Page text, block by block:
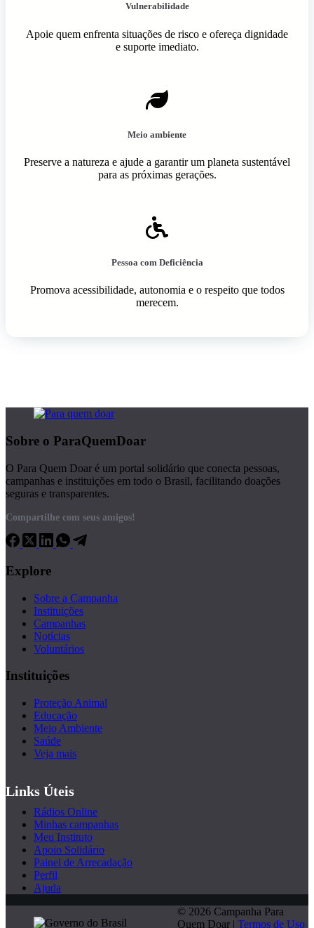
Vulnerabilidade
Apoie quem enfrenta situações de risco e ofereça dignidade
e suporte imediato.
Meio ambiente
Preserve a natureza e ajude a garantir um planeta sustentável
para as próximas gerações.
Pessoa com Deficiência
Promova acessibilidade, autonomia e o respeito que todos
merecem.
Sobre o ParaQuemDoar
O Para Quem Doar é um portal solidário que conecta pessoas,
campanhas e instituições em todo o Brasil, facilitando doações
seguras e transparentes.
Compartilhe com seus amigos!
Explore
Sobre a Campanha
Instituições
Campanhas
Notícias
Voluntários
Instituições
Proteção Animal
Educação
Meio Ambiente
Saúde
Veja mais
Links Úteis
Rádios Online
Minhas campanhas
Meu Instituto
Apoio Solidário
Painel de Arrecadação
Perfil
Ajuda
© 2026 Campanha Para
Quem Doar | Termos de Uso